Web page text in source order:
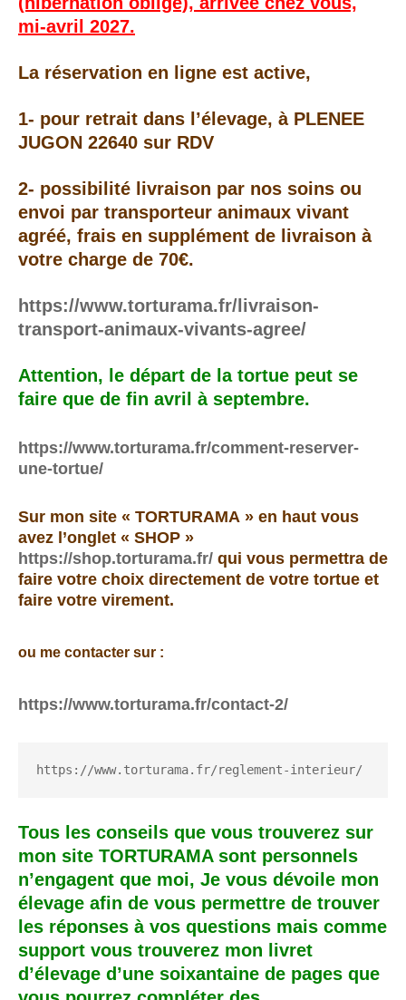
mi-avril 2027.
La réservation en ligne est active,
1- pour retrait dans l’élevage, à PLENEE
JUGON 22640 sur RDV
2- possibilité livraison par nos soins ou
envoi par transporteur animaux vivant
agréé, frais en supplément de livraison à
votre charge de 70€.
https://www.torturama.fr/livraison-
transport-animaux-vivants-agree/
Attention, le départ de la tortue peut se
faire que de fin avril à septembre.
https://www.torturama.fr/comment-reserver-
une-tortue/
Sur mon site « TORTURAMA » en haut vous
avez l’onglet « SHOP »
https://shop.torturama.fr/ qui vous permettra de
faire votre choix directement de votre tortue et
faire votre virement.
ou me contacter sur :
https://www.torturama.fr/contact-2/
https://www.torturama.fr/reglement-interieur/
Tous les conseils que vous trouverez sur
mon site TORTURAMA sont personnels
n’engagent que moi, Je vous dévoile mon
élevage afin de vous permettre de trouver
les réponses à vos questions mais comme
support vous trouverez mon livret
d’élevage d’une soixantaine de pages que